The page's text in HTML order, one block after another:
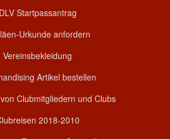
DLV Startpassantrag
Urkunde anfordern
Vereinsbekleidung
Artikel bestellen
Clubmitgliedern und Clubs
2018-2010